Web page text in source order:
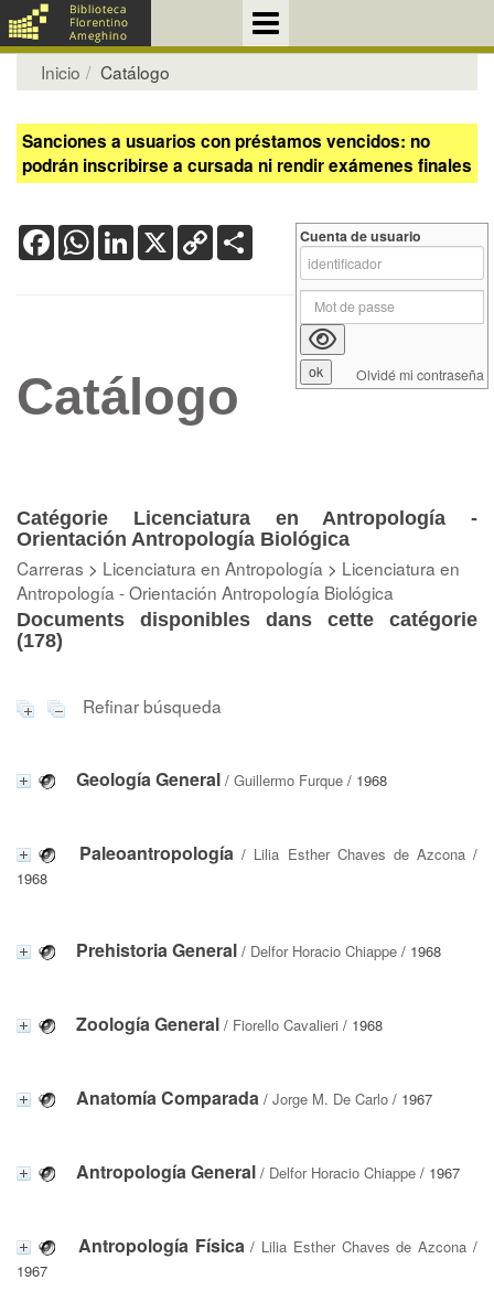
Inicio Catálogo
Sanciones a usuarios con préstamos vencidos: no
podrán inscribirse a cursada ni rendir exámenes finales
FacebookWhatsApp
LinkedIn
X Copy
Link
Catálogo
Catégorie Licenciatura en Antropología -
Orientación Antropología Biológica
Carreras > Licenciatura en Antropología > Licenciatura en
Antropología - Orientación Antropología Biológica
Documents disponibles dans cette catégorie
(178)
Refinar búsqueda
Geología General / Guillermo Furque / 1968
Paleoantropología / Lilia Esther Chaves de Azcona/
1968
Prehistoria General / Delfor Horacio Chiappe / 1968
Zoología General / Fiorello Cavalieri / 1968
Anatomía Comparada / Jorge M. De Carlo / 1967
Antropología General / Delfor Horacio Chiappe / 1967
Antropología Física/ Lilia Esther Chaves de Azcona /
1967
Cuenta de usuario
Olvidé mi contraseña